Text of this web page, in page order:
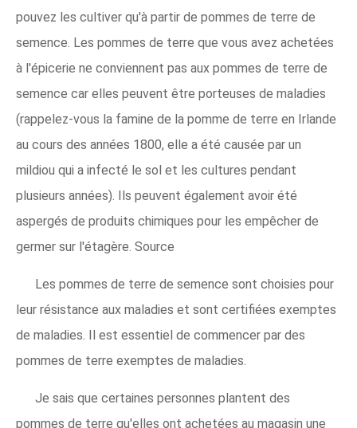
pouvez les cultiver qu'à partir de pommes de terre de
semence. Les pommes de terre que vous avez achetées
à l'épicerie ne conviennent pas aux pommes de terre de
semence car elles peuvent être porteuses de maladies
(rappelez-vous la famine de la pomme de terre en Irlande
au cours des années 1800, elle a été causée par un
mildiou qui a infecté le sol et les cultures pendant
plusieurs années). Ils peuvent également avoir été
aspergés de produits chimiques pour les empêcher de
germer sur l'étagère. Source
Les pommes de terre de semence sont choisies pour
leur résistance aux maladies et sont certifiées exemptes
de maladies. Il est essentiel de commencer par des
pommes de terre exemptes de maladies.
Je sais que certaines personnes plantent des
pommes de terre qu'elles ont achetées au magasin une